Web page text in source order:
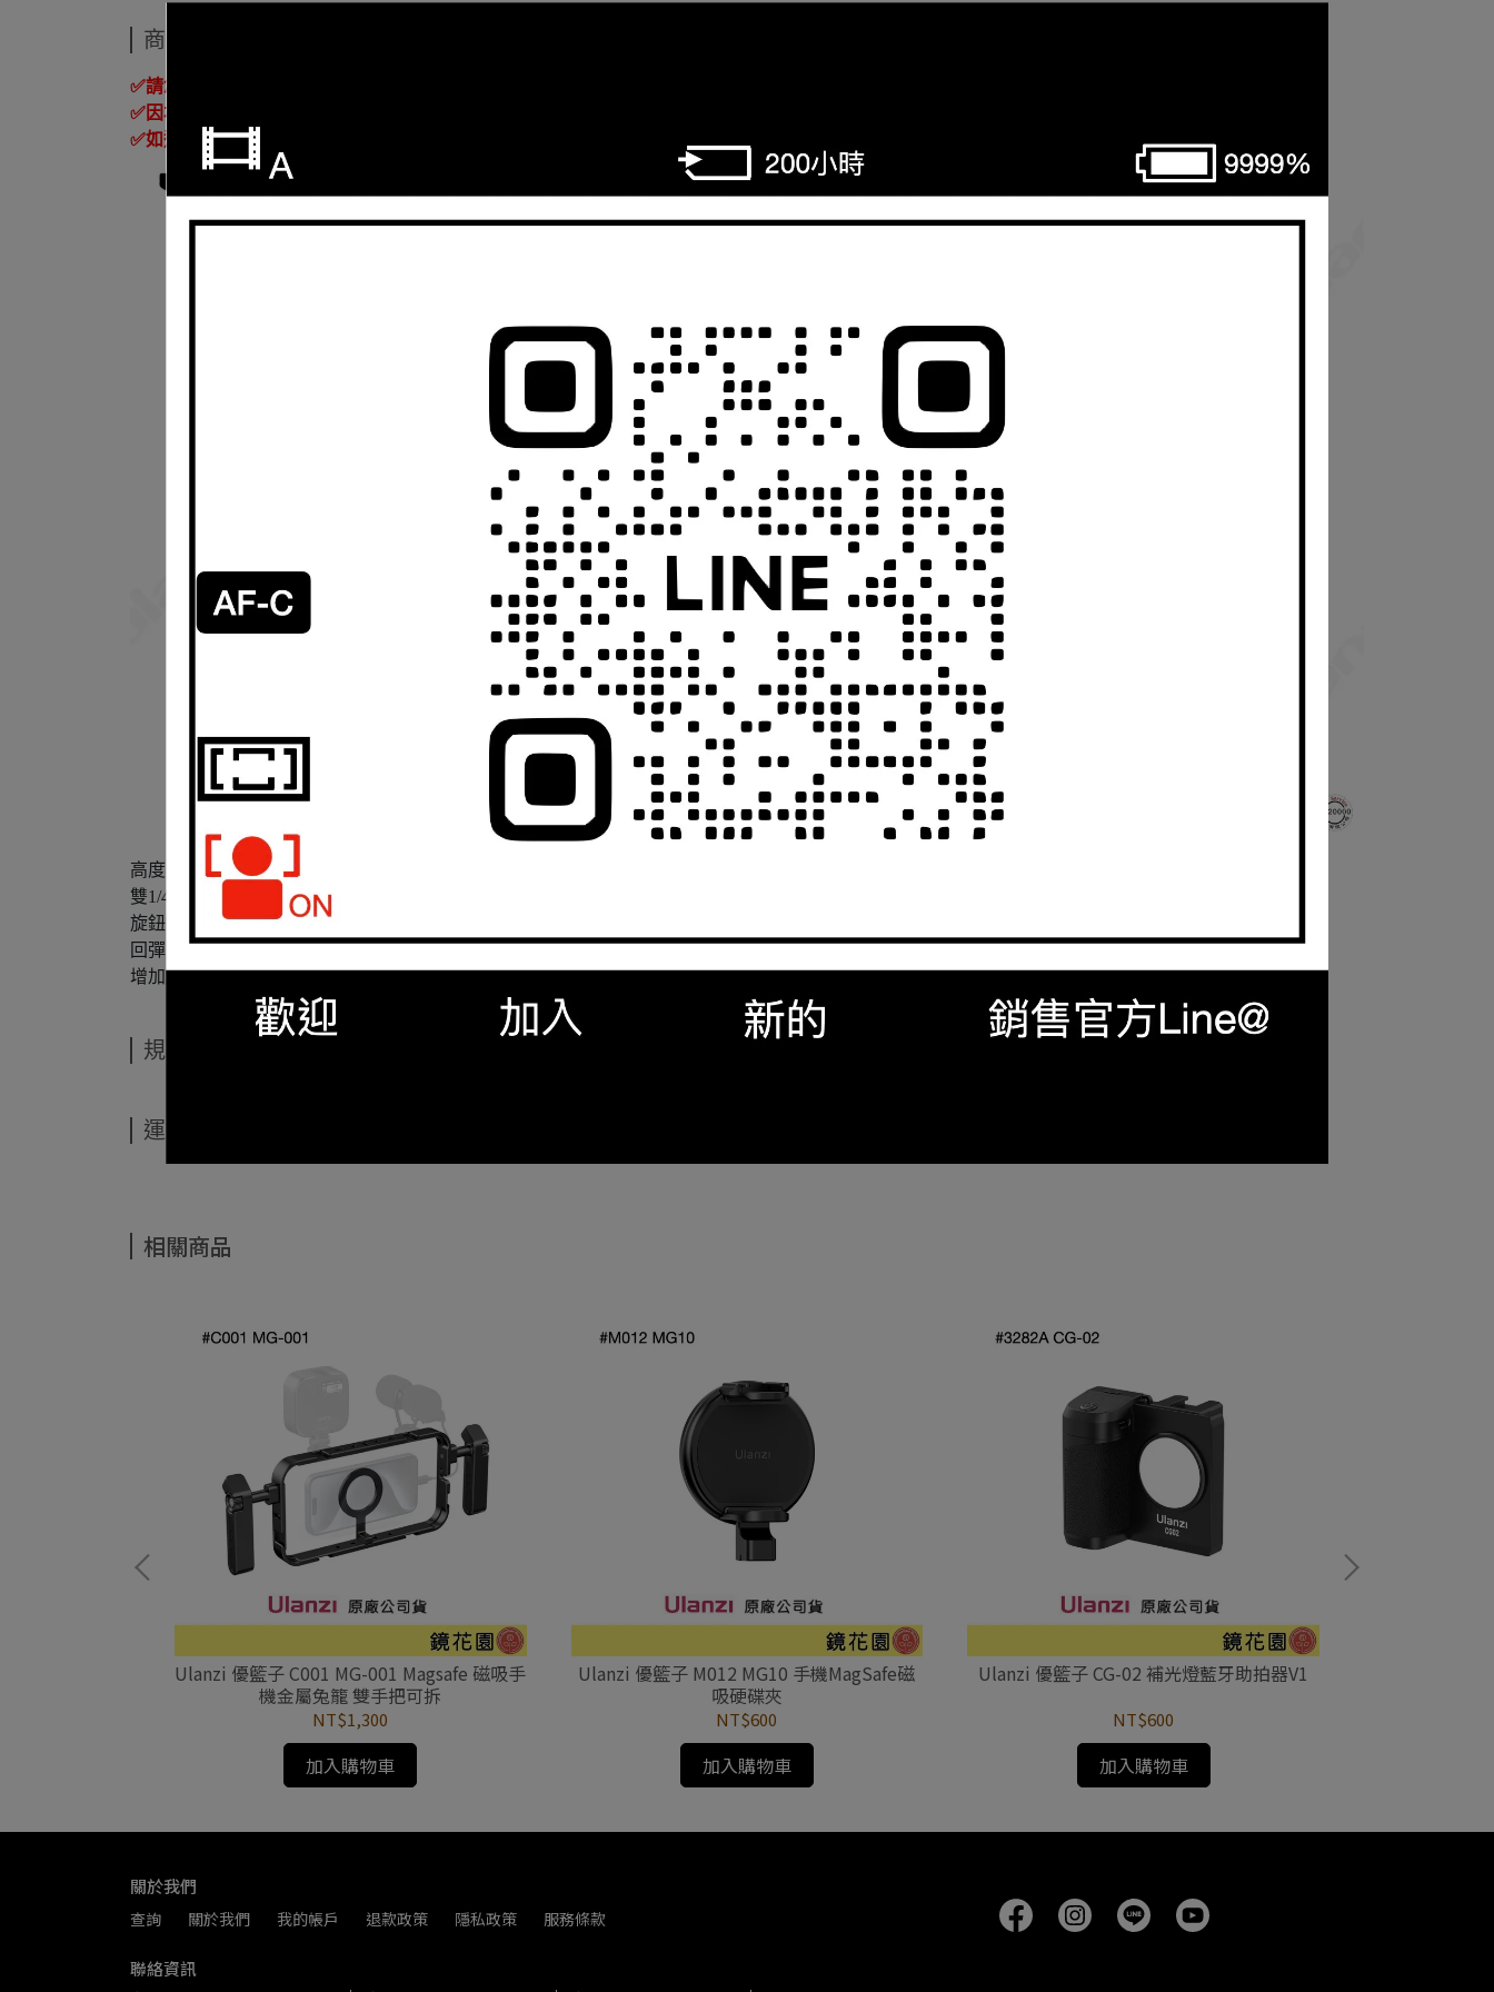
商品介紹
✅請您購買前務必閱讀，訂購視同同意此訊息：
✅因本公司有銷售門市，庫存變動較大，下標前先發問確認商品是否有現貨。
✅如遇商品缺貨而造成無法如期交貨，
高度：6.5-9.5cm
雙1/4螺口(底部, 側邊)
旋鈕鎖緊
回彈彈簧
增加水平方向三腳架螺絲孔方便手機直立夾座.
規格說明
運送方式
相關商品
Ulanzi 優籃子 C001 MG-001 Magsafe 磁吸手
機金屬兔籠 雙手把可拆
NT$1,300
加入購物車
Ulanzi 優籃子 M012 MG10 手機MagSafe磁
吸硬碟夾
NT$600
加入購物車
Ulanzi 優籃子 CG-02 補光燈藍牙助拍器V1
NT$600
加入購物車
關於我們
查詢 關於我們 我的帳戶 退款政策 隱私政策 服務條款
聯絡資訊